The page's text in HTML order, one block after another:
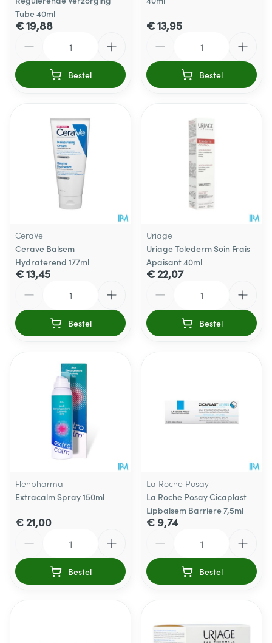
Tube 40ml
€ 19,88
Bestel
€ 13,95
Bestel
CeraVe
Cerave Balsem
Hydraterend 177ml
€ 13,45
Bestel
Uriage
Uriage Tolederm Soin Frais
Apaisant 40ml
€ 22,07
Bestel
Flenpharma
Extracalm Spray 150ml
€ 21,00
Bestel
La Roche Posay
La Roche Posay Cicaplast
Lipbalsem Barriere 7,5ml
€ 9,74
Bestel